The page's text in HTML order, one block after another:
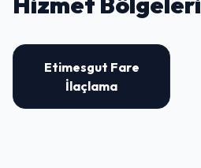
Etimesgut Fare
İlaçlama